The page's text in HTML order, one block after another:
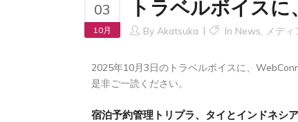
03
10月
トラベルボイス
By Akatsuka In News, メディ
2025年10月3日のトラベルボイスに、
是非ご一読ください。
宿泊予約管理トリプラ、タイとインドネシ